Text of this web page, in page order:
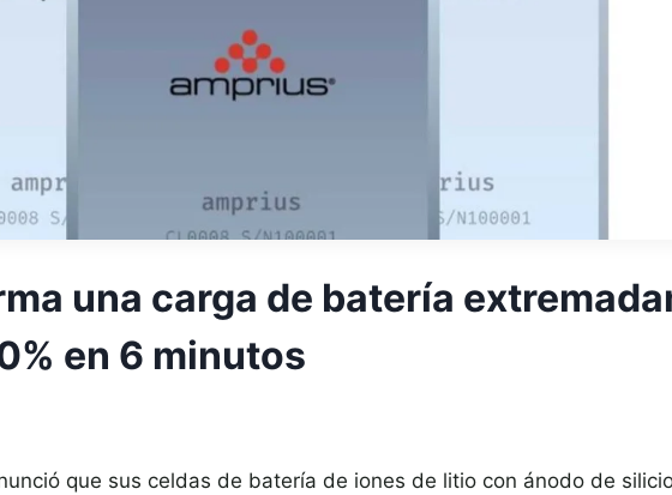
una carga de batería
en 6 minutos
que sus celdas de batería de iones de litio con ánodo de